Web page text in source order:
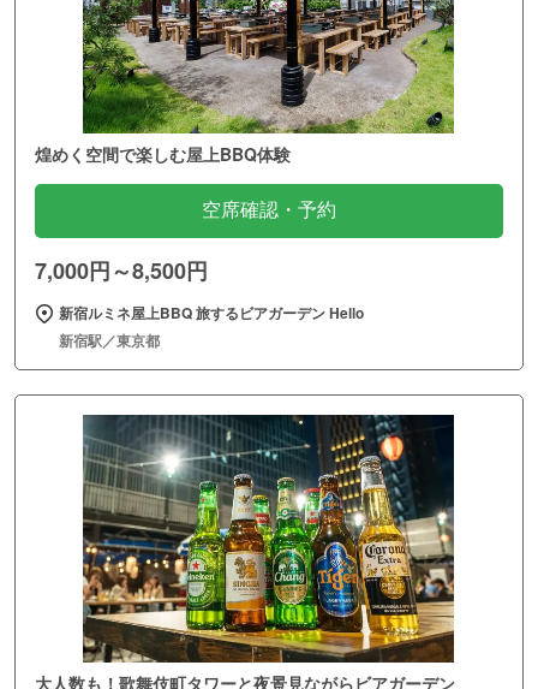
煌めく空間で楽しむ屋上BBQ体験
空席確認・予約
7,000円～8,500円
新宿ルミネ屋上BBQ 旅するビアガーデン Hello
新宿駅／東京都
大人数も！歌舞伎町タワーと夜景見ながらビアガーデン